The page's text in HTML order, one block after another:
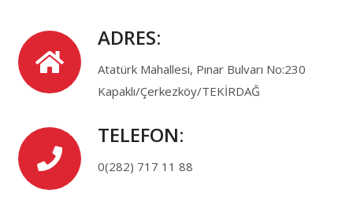
ADRES:
Atatürk Mahallesi, Pınar Bulvarı No:230
Kapaklı/Çerkezköy/TEKİRDAĞ
TELEFON:
0(282) 717 11 88